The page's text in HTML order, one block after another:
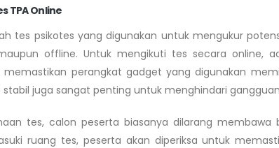
TPA Online
tes psikotes yang digunakan untuk mengukur
offline. Untuk mengikuti tes secara online,
perangkat gadget yang digunakan
juga sangat penting untuk menghindari
tes, calon peserta biasanya dilarang
ruang tes, peserta akan diperiksa untuk